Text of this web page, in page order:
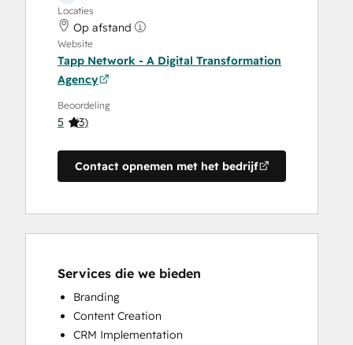
Locaties
Op afstand
Website
Tapp Network - A Digital Transformation
Agency
Beoordeling
5 (3)
Contact opnemen met het bedrijf
Services die we bieden
Branding
Content Creation
CRM Implementation